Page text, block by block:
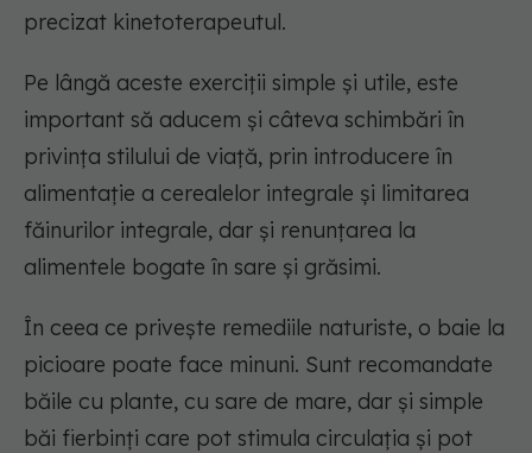
precizat kinetoterapeutul.
Pe lângă aceste exerciții simple și utile, este
important să aducem și câteva schimbări în
privința stilului de viață, prin introducere în
alimentație a cerealelor integrale și limitarea
făinurilor integrale, dar și renunțarea la
alimentele bogate în sare și grăsimi.
În ceea ce privește remediile naturiste, o baie la
picioare poate face minuni. Sunt recomandate
băile cu plante, cu sare de mare, dar și simple
băi fierbinți care pot stimula circulația și pot